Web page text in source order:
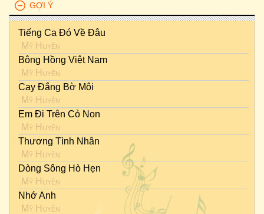
GỢI Ý
Tiếng Ca Đó Về Đâu
Mỹ Huyền
Bông Hồng Việt Nam
Mỹ Huyền
Cay Đắng Bờ Môi
Mỹ Huyền
Em Đi Trên Cỏ Non
Mỹ Huyền
Thương Tình Nhân
Mỹ Huyền
Dòng Sông Hò Hẹn
Mỹ Huyền
Nhớ Anh
Mỹ Huyền